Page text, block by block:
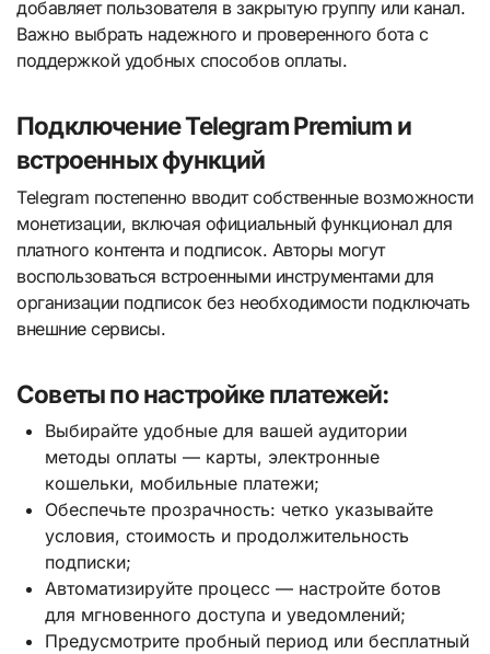
добавляет пользователя в закрытую группу или канал.
Важно выбрать надежного и проверенного бота с
поддержкой удобных способов оплаты.
Подключение Telegram Premium и
встроенных функций
Telegram постепенно вводит собственные возможности
монетизации, включая официальный функционал для
платного контента и подписок. Авторы могут
воспользоваться встроенными инструментами для
организации подписок без необходимости подключать
внешние сервисы.
Советы по настройке платежей:
Выбирайте удобные для вашей аудитории
методы оплаты — карты, электронные
кошельки, мобильные платежи;
Обеспечьте прозрачность: четко указывайте
условия, стоимость и продолжительность
подписки;
Автоматизируйте процесс — настройте ботов
для мгновенного доступа и уведомлений;
Предусмотрите пробный период или бесплатный